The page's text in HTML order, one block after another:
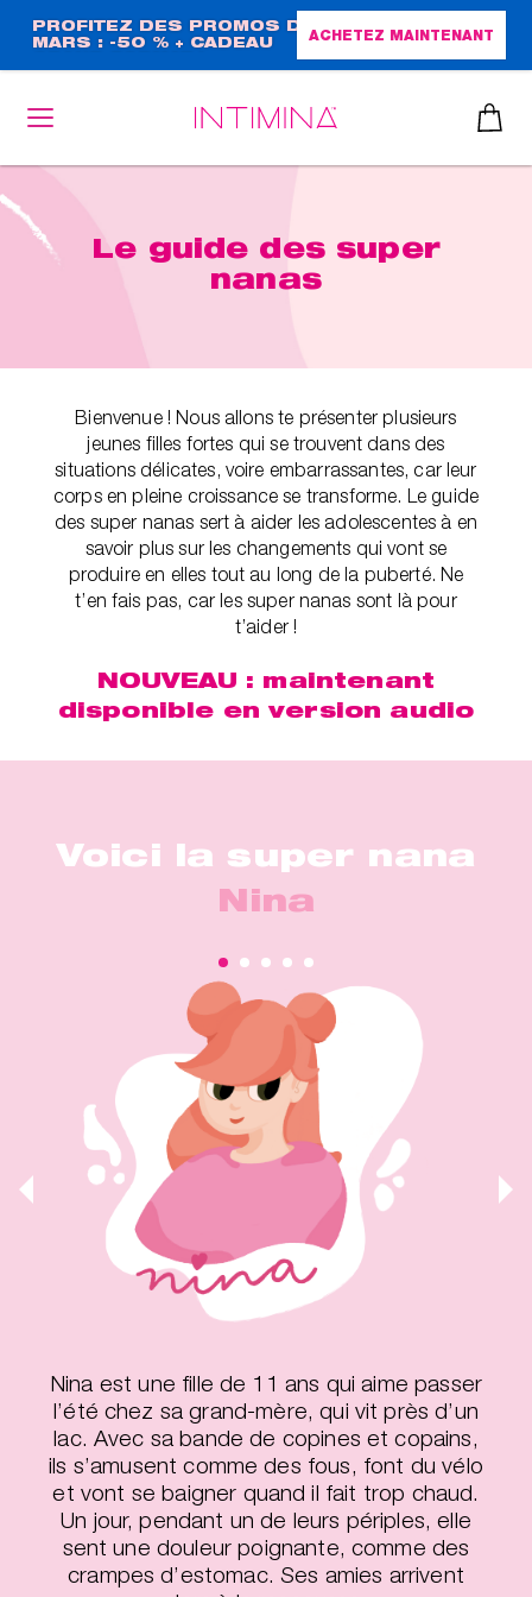
contenu
principal
PROFITEZ DES PROMOS DE
MARS : -50 % + CADEAU
ACHETEZ MAINTENANT
Le guide des super
nanas
Bienvenue ! Nous allons te présenter plusieurs
jeunes filles fortes qui se trouvent dans des
situations délicates, voire embarrassantes, car leur
corps en pleine croissance se transforme. Le guide
des super nanas sert à aider les adolescentes à en
savoir plus sur les changements qui vont se
produire en elles tout au long de la puberté. Ne
t’en fais pas, car les super nanas sont là pour
t’aider !
NOUVEAU : maintenant
disponible en version audio
Voici la super nana
Nina
Nina est une fille de 11 ans qui aime passer
l’été chez sa grand-mère, qui vit près d’un
lac. Avec sa bande de copines et copains,
ils s’amusent comme des fous, font du vélo
et vont se baigner quand il fait trop chaud.
Un jour, pendant un de leurs périples, elle
sent une douleur poignante, comme des
crampes d’estomac. Ses amies arrivent